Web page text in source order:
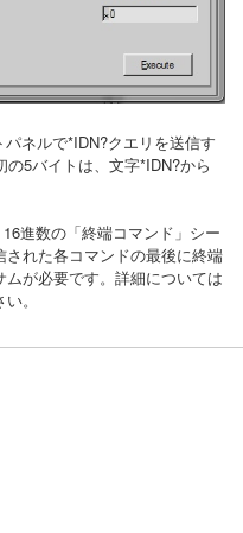
ネルで*IDN?クエリを送信す
5バイトは、文字*IDN?から
進数の「終端コマンド」シー
れた各コマンドの最後に終端
が必要です。詳細については
。